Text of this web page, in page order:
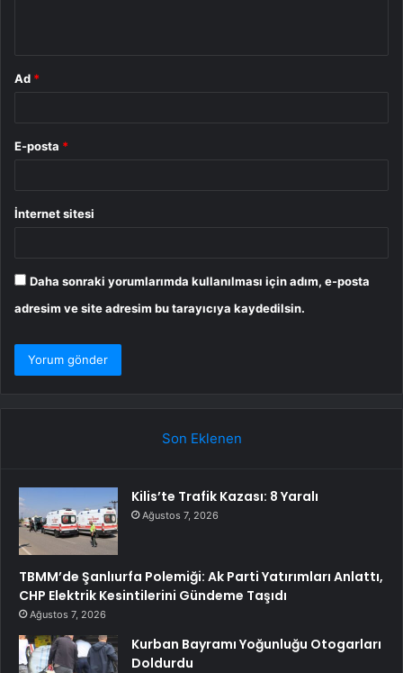
Ad *
E-posta *
İnternet sitesi
Daha sonraki yorumlarımda kullanılması için adım, e-posta
adresim ve site adresim bu tarayıcıya kaydedilsin.
Son Eklenen
Kilis’te Trafik Kazası: 8 Yaralı
Ağustos 7, 2026
TBMM’de Şanlıurfa Polemiği: Ak Parti Yatırımları Anlattı,
CHP Elektrik Kesintilerini Gündeme Taşıdı
Ağustos 7, 2026
Kurban Bayramı Yoğunluğu Otogarları
Doldurdu